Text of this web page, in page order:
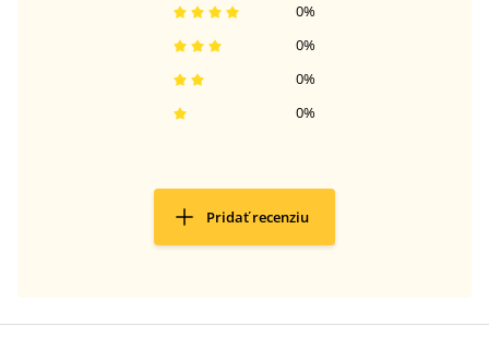
0%
0%
0%
0%
Pridať recenziu